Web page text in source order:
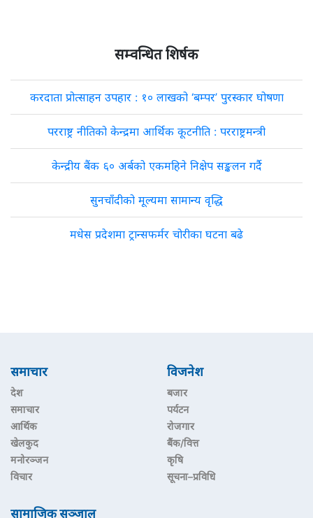
सम्वन्धित शिर्षक
करदाता प्रोत्साहन उपहार : १० लाखको ‘बम्पर’ पुरस्कार घोषणा
परराष्ट्र नीतिको केन्द्रमा आर्थिक कूटनीति : परराष्ट्रमन्त्री
केन्द्रीय बैंक ६० अर्बको एकमहिने निक्षेप सङ्कलन गर्दै
सुनचाँदीको मूल्यमा सामान्य वृद्धि
मधेस प्रदेशमा ट्रान्सफर्मर चोरीका घटना बढे
समाचार
देश
समाचार
आर्थिक
खेलकुद
मनोरञ्जन
विचार
विजनेश
बजार
पर्यटन
रोजगार
बैंक/वित्त
कृषि
सूचना–प्रविधि
सामाजिक सञ्जाल